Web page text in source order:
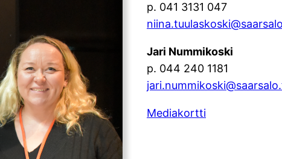
p. 041 3131 047
Jari Nummikoski
p. 044 240 1181
Mediakortti